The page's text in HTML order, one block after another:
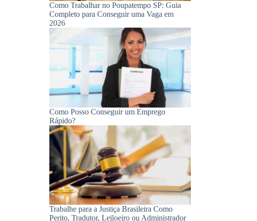
Como Trabalhar no Poupatempo SP: Guia
Completo para Conseguir uma Vaga em
2026
Como Posso Conseguir um Emprego
Rápido?
Trabalhe para a Justiça Brasileira Como
Perito, Tradutor, Leiloeiro ou Administrador